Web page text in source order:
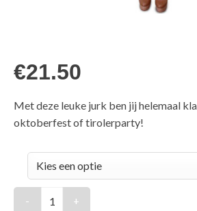
€21.50
Met deze leuke jurk ben jij helemaal
oktoberfest of tirolerparty!